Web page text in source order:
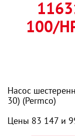
100/
Насос
30) (Permco)
Цены 83 147 и